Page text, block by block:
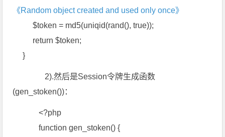
《Random object created and used only once》
$token = md5(uniqid(rand(), true));
return $token;
}
2).然后是Session令牌生成函数
(gen_stoken())：
<?php
function gen_stoken() {